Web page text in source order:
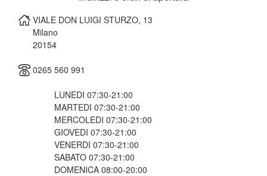
VIALE DON LUIGI STURZO, 13
Milano
20154
0265 560 991
LUNEDI 07:30-21:00
MARTEDI 07:30-21:00
MERCOLEDI 07:30-21:00
GIOVEDI 07:30-21:00
VENERDI 07:30-21:00
SABATO 07:30-21:00
DOMENICA 08:00-20:00